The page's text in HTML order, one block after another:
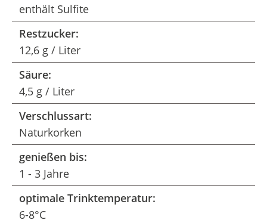
enthält Sulfite
Restzucker:
12,6 g / Liter
Säure:
4,5 g / Liter
Verschlussart:
Naturkorken
genießen bis:
1 - 3 Jahre
optimale Trinktemperatur:
6-8°C